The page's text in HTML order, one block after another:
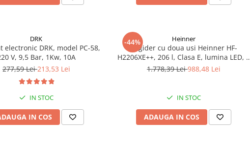
DRK
electronic DRK, model PC-58,
V, 9,5 Bar, 1Kw, 10A
277,59 Lei213,53 Lei
IN STOC
IN COS
-44% Heinner
Frigider cu doua usi Heinner HF-
H2206XE++, 206 l, Clasa E, lumina LED, 3
rafturi de sticla, H 143 cm, Inox
1.778,39 Lei988,48 Lei
IN STOC
ADAUGA IN COS